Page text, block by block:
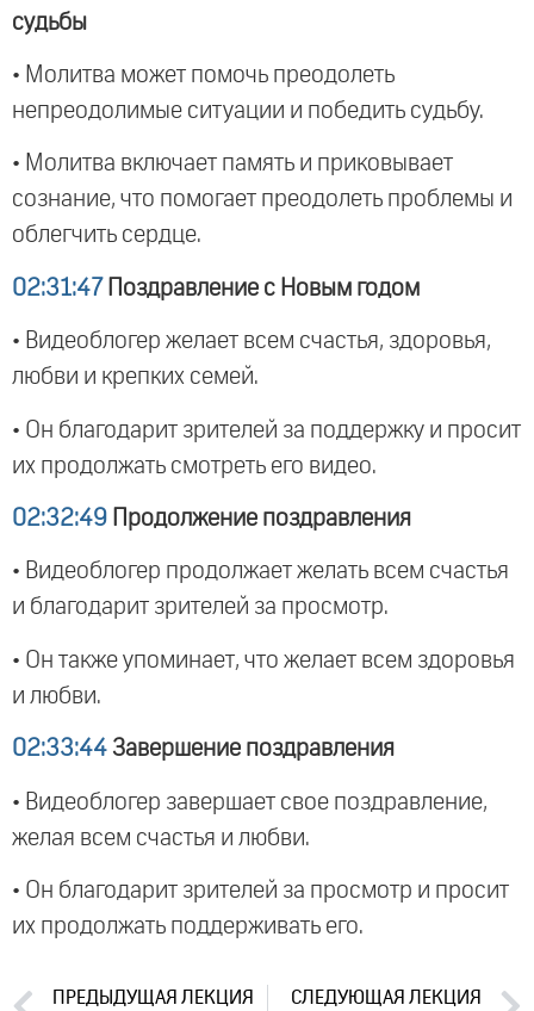
судьбы
• Молитва может помочь преодолеть
непреодолимые ситуации и победить судьбу.
• Молитва включает память и приковывает
сознание, что помогает преодолеть проблемы и
облегчить сердце.
02:31:47 Поздравление с Новым годом
• Видеоблогер желает всем счастья, здоровья,
любви и крепких семей.
• Он благодарит зрителей за поддержку и просит
их продолжать смотреть его видео.
02:32:49 Продолжение поздравления
• Видеоблогер продолжает желать всем счастья
и благодарит зрителей за просмотр.
• Он также упоминает, что желает всем здоровья
и любви.
02:33:44 Завершение поздравления
• Видеоблогер завершает свое поздравление,
желая всем счастья и любви.
• Он благодарит зрителей за просмотр и просит
их продолжать поддерживать его.
ПРЕДЫДУЩАЯ ЛЕКЦИЯ СЛЕДУЮЩАЯ ЛЕКЦИЯ